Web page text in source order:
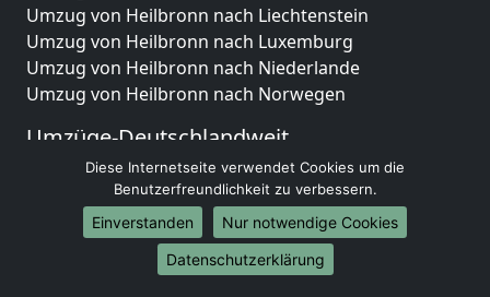
Umzug von Heilbronn nach Liechtenstein
Umzug von Heilbronn nach Luxemburg
Umzug von Heilbronn nach Niederlande
Umzug von Heilbronn nach Norwegen
Umzüge-Deutschlandweit
Umzug von Heilbronn nach Berlin
Umzug von Heilbronn nach Hamburg
Umzug von Heilbronn nach München
Umzug von Heilbronn nach Köln
Umzug von Heilbronn nach Frankfurt am Main
Diese Internetseite verwendet Cookies um die
Benutzerfreundlichkeit zu verbessern.
Einverstanden
Nur notwendige Cookies
Datenschutzerklärung